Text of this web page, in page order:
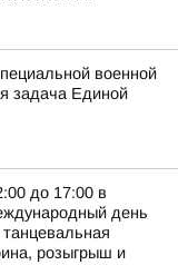
военной
задача Единой
до 17:00 в
день
розыгрыш и